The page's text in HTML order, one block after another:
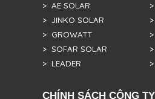
> AE SOLAR
> JINKO SOLAR
> GROWATT
> SOFAR SOLAR
> LEADER
CHÍNH SÁCH CÔNG TY